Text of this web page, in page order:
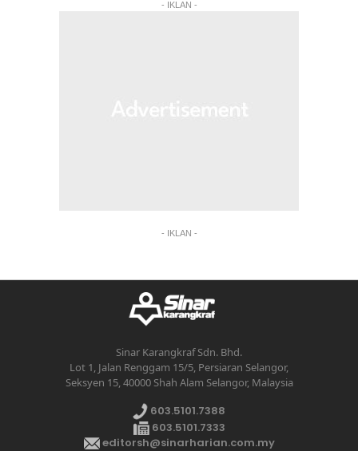
- IKLAN -
- IKLAN -
Sinar Karangkraf Sdn. Bhd.
Lot 1, Jalan Renggam 15/5, Persiaran Selangor,
Seksyen 15, 40000 Shah Alam Selangor, Malaysia
603.5101.7388
603.5101.7333
editorsh@sinarharian.com.my